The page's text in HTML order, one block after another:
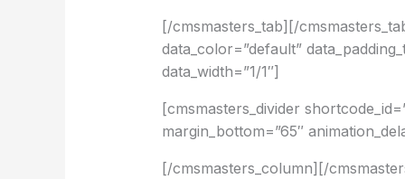
[/cmsmasters_tab][/
data_color=”default”
data_width=”1/1″]
[cmsmasters_divider
margin_bottom=”65″
[/cmsmasters_column][/